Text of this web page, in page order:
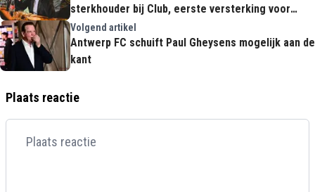
sterkhouder bij Club, eerste versterking voor
RSCA'
Volgend artikel
Antwerp FC schuift Paul Gheysens mogelijk aan de
kant
Plaats reactie